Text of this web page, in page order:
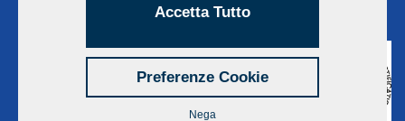
Accetta Tutto
Preferenze Cookie
Nega